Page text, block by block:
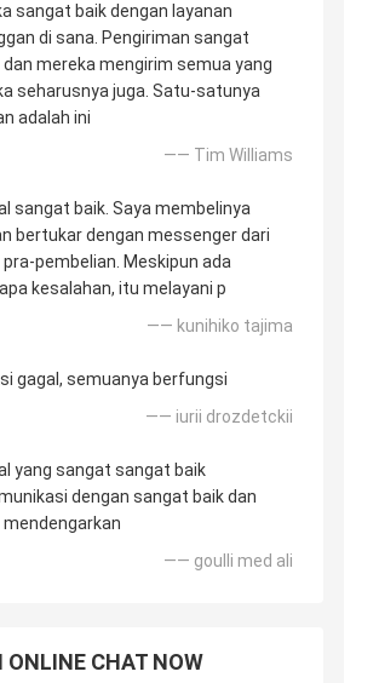
sangat baik dengan layanan
di sana. Pengiriman sangat
mereka mengirim semua yang
seharusnya juga. Satu-satunya
adalah ini
—— Tim Williams
sangat baik. Saya membelinya
bertukar dengan messenger dari
pembelian. Meskipun ada
kesalahan, itu melayani p
—— kunihiko tajima
gagal, semuanya berfungsi
—— iurii drozdetckii
yang sangat sangat baik
dengan sangat baik dan
mendengarkan
—— goulli med ali
ONLINE CHAT NOW